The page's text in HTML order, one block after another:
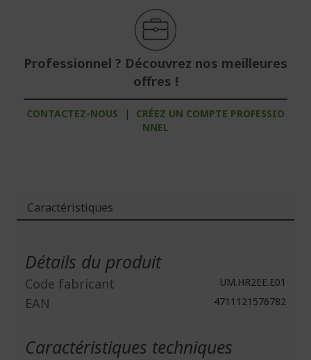
Professionnel ? Découvrez nos meilleures
offres !
CONTACTEZ-NOUS |
CRÉEZ UN COMPTE PROFESSIO
NNEL
Caractéristiques
Détails du produit
Code fabricant UM.HR2EE.E01
EAN 4711121576782
Caractéristiques techniques